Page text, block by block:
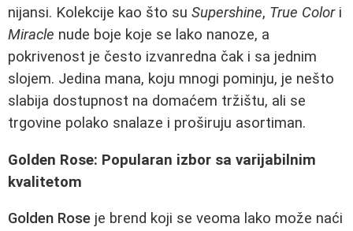
nijansi. Kolekcije kao što su Supershine, True Colori
Miracle nude boje koje se lako nanoze, a
pokrivenost je često izvanredna čak i sa jednim
slojem. Jedina mana, koju mnogi pominju, je nešto
slabija dostupnost na domaćem tržištu, ali se
trgovine polako snalaze i proširuju asortiman.
Golden Rose: Popularan izbor sa varijabilnim
kvalitetom
Golden Rose je brend koji se veoma lako može naći